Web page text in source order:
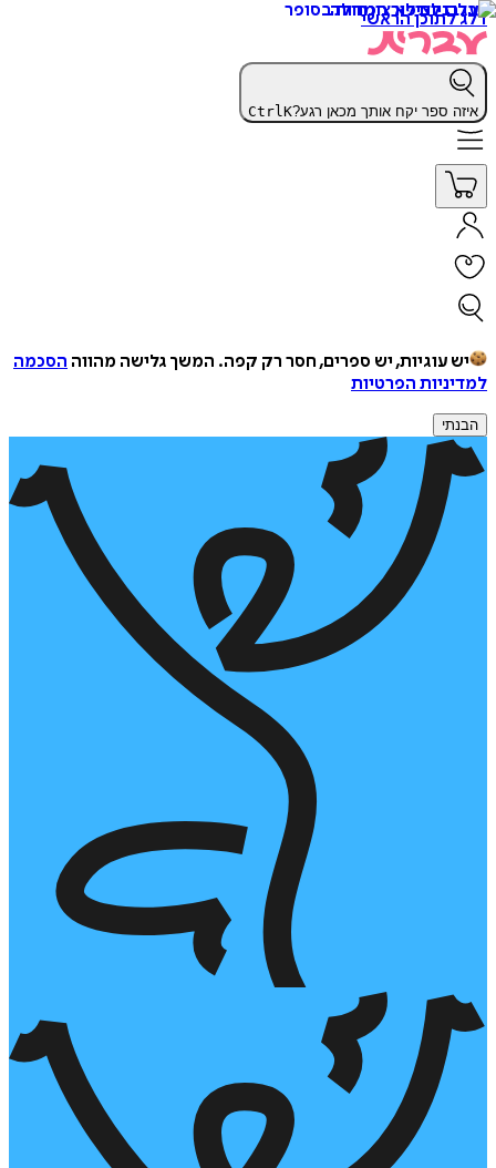
דלג לתוכן הראשי
איזה ספר יקח אותך מכאן רגע? CtrlK
יש עוגיות, יש ספרים, חסר רק קפה. המשך גלישה מהווה הסכמה
למדיניות הפרטיות
הבנתי